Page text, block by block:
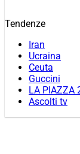
Tendenze
Iran
Ucraina
Ceuta
Guccini
LA PIAZZA
Ascolti tv